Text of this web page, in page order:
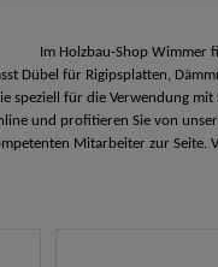
Im Holzbau-Shop Wimmer
Dübel für Rigipsplatten,
speziell für die Verwendung
und profitieren Sie von
Mitarbeiter zur